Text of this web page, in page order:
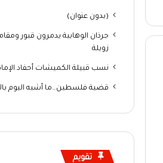
(بدون عنوان)
جرذان الوهابية يدمرون قبور
زويلة
نسب قبيلة الكميشات أحفاد
قضية فلسطين…ما أشبه اليوم
تقويم